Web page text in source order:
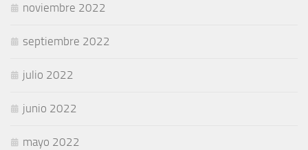
noviembre 2022
septiembre 2022
julio 2022
junio 2022
mayo 2022